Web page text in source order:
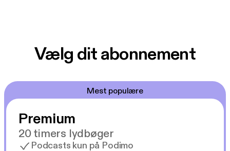
Vælg dit abonnement
Mest populære
Premium
20 timers lydbøger
Podcasts kun på Podimo